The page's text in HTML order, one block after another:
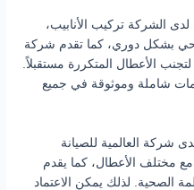
الشركة تركيب الأنابيب،
بشكل دوري، كما تقدم شركة
الأعطال المتكررة مستقبلاً.
شاملة وموثوقة في جميع
شركة العالمية للصيانة
مع مختلف الأعطال، كما يقدم
الصحية. لذلك يمكن الاعتماد